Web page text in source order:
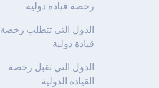
رخصة قيادة دولية
الدول التي تتطلب رخصة
قيادة دولية
الدول التي تقبل رخصة
القيادة الدولية